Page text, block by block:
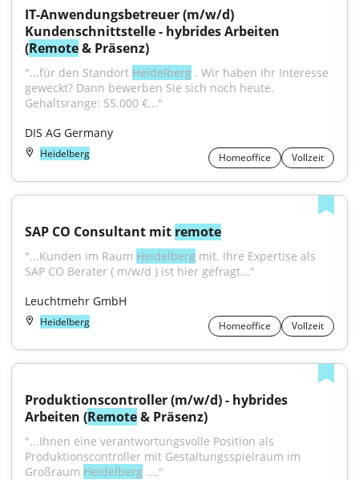
IT-Anwendungsbetreuer (m/w/d)
Kundenschnittstelle - hybrides Arbeiten
(Remote & Präsenz)
"...für den Standort Heidelberg . Wir haben Ihr Interesse
geweckt? Dann bewerben Sie sich noch heute.
Gehaltsrange: 55.000 €..."
DIS AG Germany
Heidelberg Homeoffice Vollzeit
SAP CO Consultant mit remote
"...Kunden im Raum Heidelberg mit. Ihre Expertise als
SAP CO Berater ( m/w/d ) ist hier gefragt..."
Leuchtmehr GmbH
Heidelberg Homeoffice Vollzeit
Produktionscontroller (m/w/d) - hybrides
Arbeiten (Remote & Präsenz)
"...Ihnen eine verantwortungsvolle Position als
Produktionscontroller mit Gestaltungsspielraum im
Großraum Heidelberg ...."